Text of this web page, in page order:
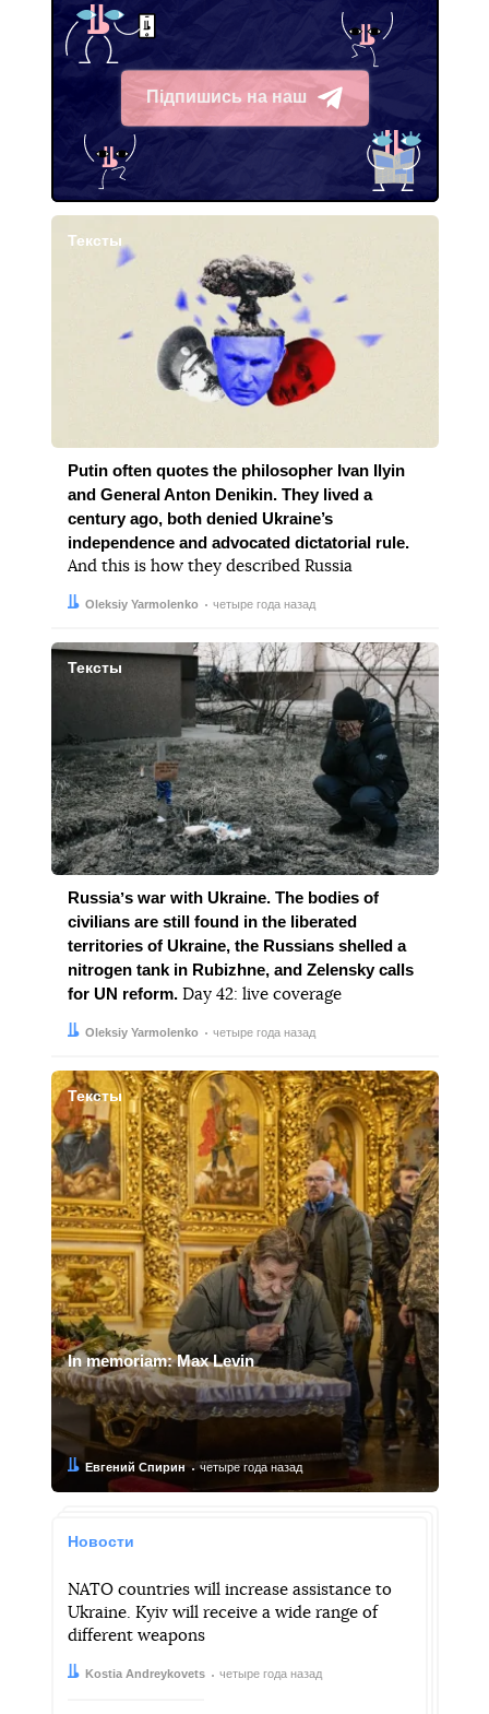
Підпишись на наш
Telegram
Тексты
Putin often quotes the philosopher Ivan Ilyin
and General Anton Denikin. They lived a
century ago, both denied Ukraine’s
independence and advocated dictatorial rule.
And this is how they described Russia
Автор:
Oleksiy Yarmolenko
Дата: четыре года назад
Тексты
Russiaʼs war with Ukraine. The bodies of
civilians are still found in the liberated
territories of Ukraine, the Russians shelled a
nitrogen tank in Rubizhne, and Zelensky calls
for UN reform. Day 42: live coverage
Автор:
Oleksiy Yarmolenko
Дата: четыре года назад
Тексты
In memoriam: Max Levin
Автор:Евгений Спирин
Дата: четыре года назад
Новости
NATO countries will increase assistance to
Ukraine. Kyiv will receive a wide range of
different weapons
Автор:Kostia Andreykovets
Дата: четыре года назад